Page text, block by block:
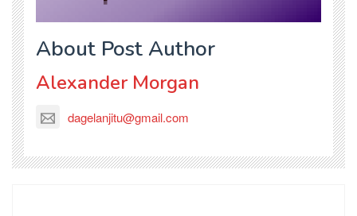
About Post Author
Alexander Morgan
dagelanjitu@gmail.com